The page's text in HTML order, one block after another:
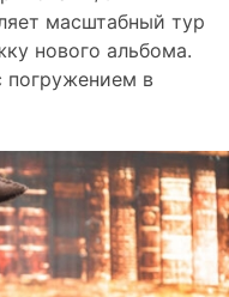
масштабный тур
нового альбома.
в